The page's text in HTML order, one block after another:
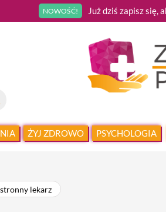
NOWOŚĆ! Już dziś zapisz się,
ŻYJ ZDROWO PSYCHOLOGIA
lekarz